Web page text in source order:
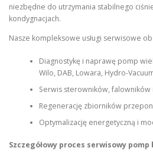
niezbędne do utrzymania stabilnego
kondygnacjach.
Nasze kompleksowe usługi serwisowe
Diagnostykę i naprawę pomp
Wilo, DAB, Lowara, Hydro-
Serwis sterowników, falowników
Regenerację zbiorników
Optymalizację energetyczną i
Szczegółowy proces serwisowy